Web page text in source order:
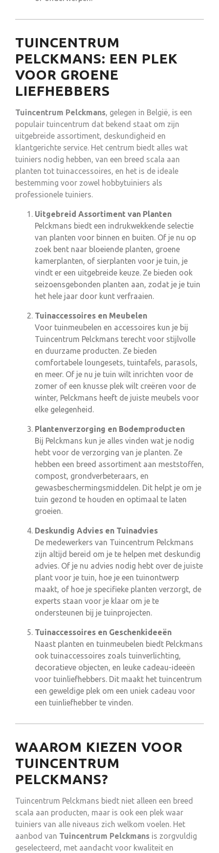
TUINCENTRUM
PELCKMANS: EEN PLEK
VOOR GROENE
LIEFHEBBERS
Tuincentrum Pelckmans, gelegen in België, is een
populair tuincentrum dat bekend staat om zijn
uitgebreide assortiment, deskundigheid en
klantgerichte service. Het centrum biedt alles wat
tuiniers nodig hebben, van een breed scala aan
planten tot tuinaccessoires, en het is de ideale
bestemming voor zowel hobbytuiniers als
professionele tuiniers.
Uitgebreid Assortiment van Planten
Pelckmans biedt een indrukwekkende selectie
van planten voor binnen en buiten. Of je nu op
zoek bent naar bloeiende planten, groene
kamerplanten, of sierplanten voor je tuin, je
vindt er een uitgebreide keuze. Ze bieden ook
seizoensgebonden planten aan, zodat je je tuin
het hele jaar door kunt verfraaien.
Tuinaccessoires en Meubelen
Voor tuinmeubelen en accessoires kun je bij
Tuincentrum Pelckmans terecht voor stijlvolle
en duurzame producten. Ze bieden
comfortabele loungesets, tuintafels, parasols,
en meer. Of je nu je tuin wilt inrichten voor de
zomer of een knusse plek wilt creëren voor de
winter, Pelckmans heeft de juiste meubels voor
elke gelegenheid.
Plantenverzorging en Bodemproducten
Bij Pelckmans kun je alles vinden wat je nodig
hebt voor de verzorging van je planten. Ze
hebben een breed assortiment aan meststoffen,
compost, grondverbeteraars, en
gewasbeschermingsmiddelen. Dit helpt je om je
tuin gezond te houden en optimaal te laten
groeien.
Deskundig Advies en Tuinadvies
De medewerkers van Tuincentrum Pelckmans
zijn altijd bereid om je te helpen met deskundig
advies. Of je nu advies nodig hebt over de juiste
plant voor je tuin, hoe je een tuinontwerp
maakt, of hoe je specifieke planten verzorgt, de
experts staan voor je klaar om je te
ondersteunen bij je tuinprojecten.
Tuinaccessoires en Geschenkideeën
Naast planten en tuinmeubelen biedt Pelckmans
ook tuinaccessoires zoals tuinverlichting,
decoratieve objecten, en leuke cadeau-ideeën
voor tuinliefhebbers. Dit maakt het tuincentrum
een geweldige plek om een uniek cadeau voor
een tuinliefhebber te vinden.
WAAROM KIEZEN VOOR
TUINCENTRUM
PELCKMANS?
Tuincentrum Pelckmans biedt niet alleen een breed
scala aan producten, maar is ook een plek waar
tuiniers van alle niveaus zich welkom voelen. Het
aanbod van Tuincentrum Pelckmans is zorgvuldig
geselecteerd, met aandacht voor kwaliteit en